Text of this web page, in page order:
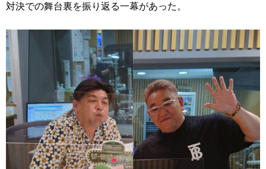
対決での舞台裏を振り返る一幕があった。